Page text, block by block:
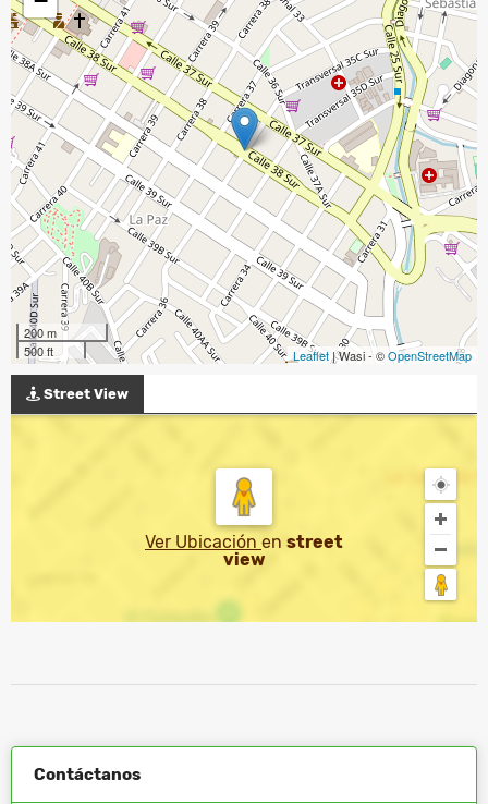
200 m
500 ft
Leaflet| Wasi - ©OpenStreetMap
Street View
Ver Ubicación en street
view
Contáctanos